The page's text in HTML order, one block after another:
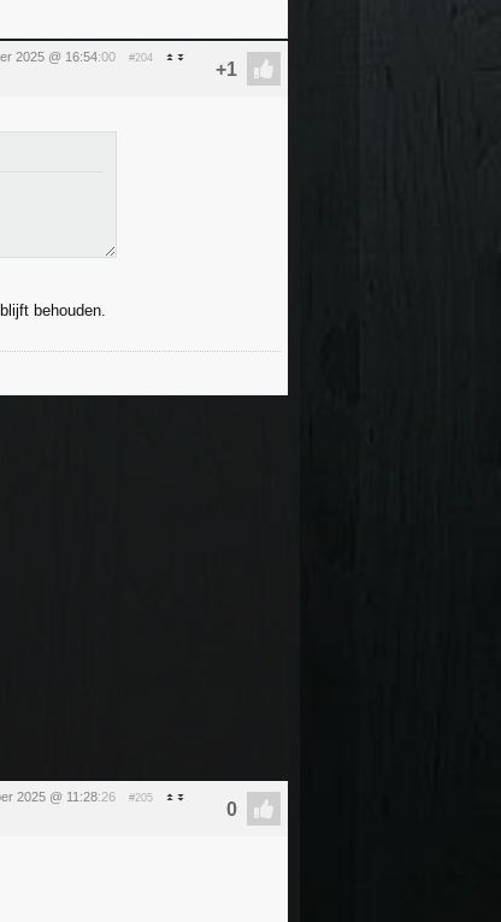
2025 @ 16:54:00 #204
behouden.
2025 @ 11:28:26 #205